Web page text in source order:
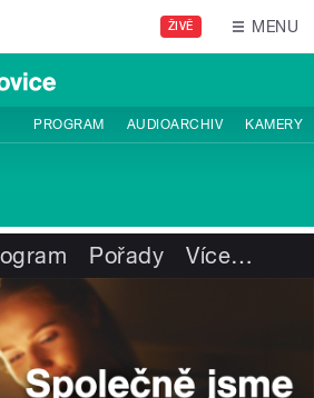
ŽIVĚ MENU
PROGRAM AUDIOARCHIV KAMERY
Pořady Více…